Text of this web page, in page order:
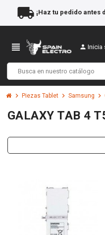
local_shipping ¡Haz tu pedido antes
view_headline person Inicia
chevron_right Piezas Tablet chevron_right Samsung chevron_right
GALAXY TAB 4